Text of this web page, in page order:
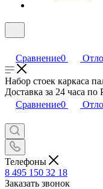
Сравнение0
Набор стоек каркаса
Доставка за 24 часа по
Сравнение0
Телефоны
8 495 150 32 18
Заказать звонок